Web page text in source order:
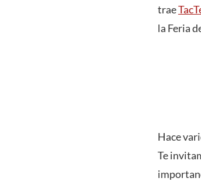
trae
la Feria
Hace
Te